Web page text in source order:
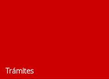
Trámites